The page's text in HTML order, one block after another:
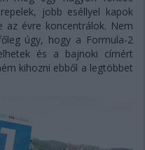
jobb eséllyel kapok
az évre koncentrálok. Nem
úgy, hogy a Formula-2
és a bajnoki címért
kihozni ebből a legtöbbet